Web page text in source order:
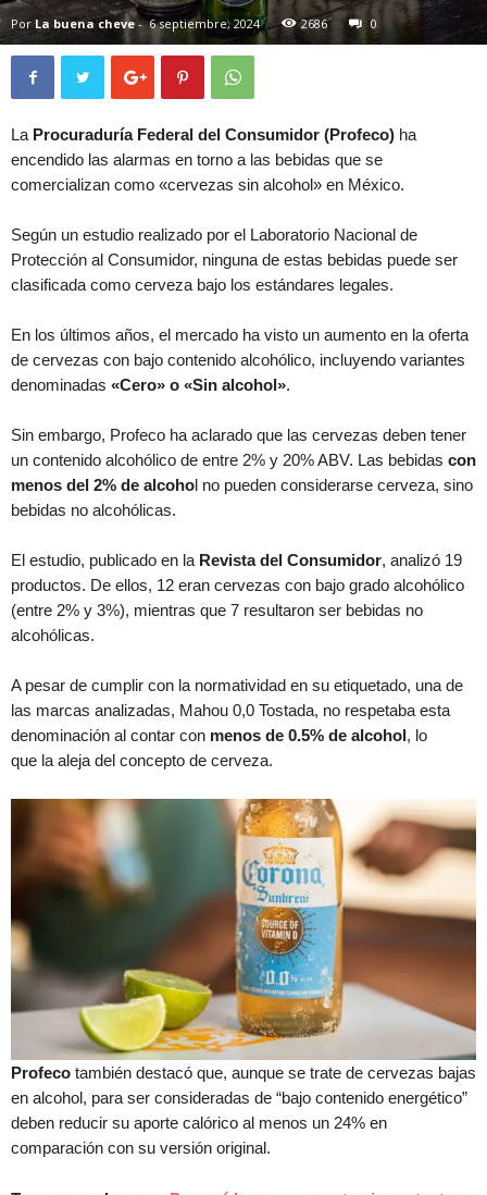
Por La buena cheve- 6 septiembre, 2024 2686 0
La Procuraduría Federal del Consumidor (Profeco) ha
encendido las alarmas en torno a las bebidas que se
comercializan como «cervezas sin alcohol» en México.
Según un estudio realizado por el Laboratorio Nacional de
Protección al Consumidor, ninguna de estas bebidas puede ser
clasificada como cerveza bajo los estándares legales.
En los últimos años, el mercado ha visto un aumento en la oferta
de cervezas con bajo contenido alcohólico, incluyendo variantes
denominadas «Cero» o «Sin alcohol».
Sin embargo, Profeco ha aclarado que las cervezas deben tener
un contenido alcohólico de entre 2% y 20% ABV. Las bebidas con
menos del 2% de alcohol no pueden considerarse cerveza, sino
bebidas no alcohólicas.
El estudio, publicado en la Revista del Consumidor, analizó 19
productos. De ellos, 12 eran cervezas con bajo grado alcohólico
(entre 2% y 3%), mientras que 7 resultaron ser bebidas no
alcohólicas.
A pesar de cumplir con la normatividad en su etiquetado, una de
las marcas analizadas, Mahou 0,0 Tostada, no respetaba esta
denominación al contar con menos de 0.5% de alcohol, lo
que la aleja del concepto de cerveza.
Profeco también destacó que, aunque se trate de cervezas bajas
en alcohol, para ser consideradas de “bajo contenido energético”
deben reducir su aporte calórico al menos un 24% en
comparación con su versión original.